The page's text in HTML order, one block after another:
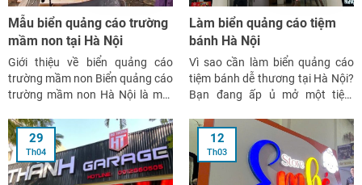
Mẫu biển quảng cáo trường
mầm non tại Hà Nội
Giới thiệu về biển quảng cáo
trường mầm non Biển quảng cáo
trường mầm non Hà Nội là một
diện thương hiệu, giúp tạo ấn
tượng đầu tiên với phụ huynh và
học sinh. Tại Hà Nội – nơi có mật
độ […]
Làm biển quảng cáo tiệm
bánh Hà Nội
Vì sao cần làm biển quảng cáo
tiệm bánh dễ thương tại Hà Nội?
Bạn đang ấp ủ mở một tiệm
Một nơi thật thơm mùi bơ sữa,
ngọt ngào mùi bánh nướng và
khiến khách “rung rinh” từ lần
đầu […]
29
Th04
12
Th03